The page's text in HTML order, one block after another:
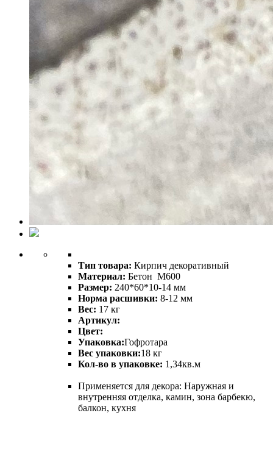
Тип товара: Кирпич декоративный
Материал: Бетон М600
Размер: 240*60*10-14 мм
Норма расшивки: 8-12 мм
Вес: 17 кг
Артикул:
Цвет:
Упаковка:Гофротара
Вес упаковки:18 кг
Кол-во в упаковке: 1,34кв.м
Применяется для декора: Наружная и
внутренняя отделка, камин, зона барбекю,
балкон, кухня